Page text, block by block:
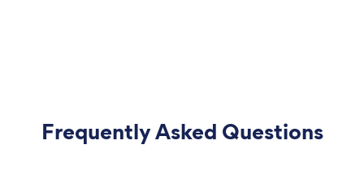
Frequently Asked Questions